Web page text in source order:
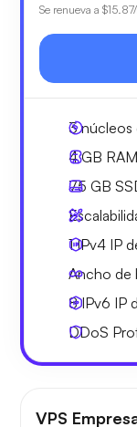
Se renueva a $15.87
3núcleos
4 GB RAM
75 GB
1 IPv4 IP
Ancho de
8 IPv6 IP
DDoS
VPS